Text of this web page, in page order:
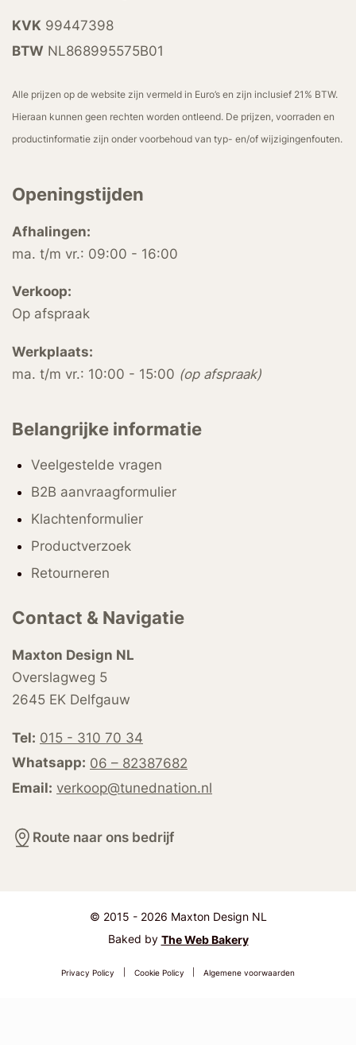
KVK 99447398
BTW NL868995575B01
Alle prijzen op de website zijn vermeld in Euro’s en zijn inclusief 21% BTW.
Hieraan kunnen geen rechten worden ontleend. De prijzen, voorraden en
productinformatie zijn onder voorbehoud van typ- en/of wijzigingenfouten.
Openingstijden
Afhalingen:
ma. t/m vr.: 09:00 - 16:00
Verkoop:
Op afspraak
Werkplaats:
ma. t/m vr.: 10:00 - 15:00 (op afspraak)
Belangrijke informatie
Veelgestelde vragen
B2B aanvraagformulier
Klachtenformulier
Productverzoek
Retourneren
Contact & Navigatie
Maxton Design NL
Overslagweg 5
2645 EK Delfgauw
Tel: 015 - 310 70 34
Whatsapp: 06 – 82387682
Email: verkoop@tunednation.nl
Route naar ons bedrijf
© 2015 - 2026 Maxton Design NL
Baked by The Web Bakery
Privacy Policy Cookie Policy Algemene voorwaarden